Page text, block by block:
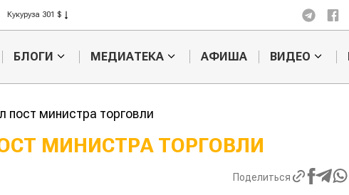
Рис 408 $
Пшеница 423 $
БЛОГИ МЕДИАТЕКА АФИША ВИДЕО
пост министра торговли
МИНИСТРА ТОРГОВЛИ
Поделиться
Ученые нашли
способ повысить